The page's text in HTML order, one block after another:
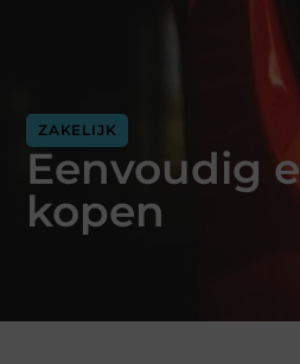
ZAKELIJK
Eenvoudig
kopen